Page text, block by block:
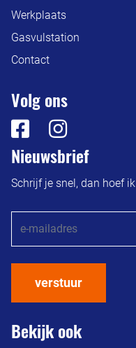
Werkplaats
Gasvulstation
Contact
Volg ons
Nieuwsbrief
Schrijf je snel, dan hoef
verstuur
Bekijk ook